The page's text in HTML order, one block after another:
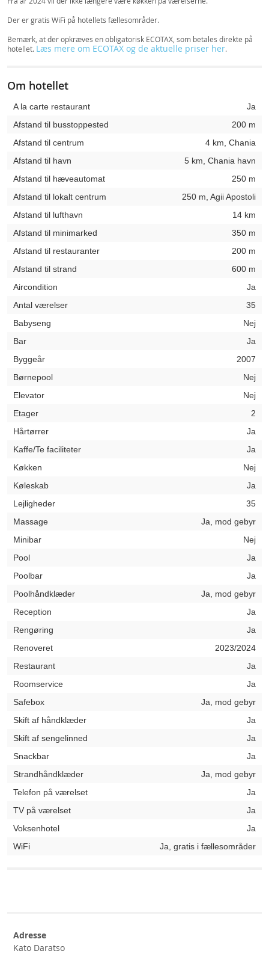
Der er gratis WiFi på hotellets fællesområder.
Bemærk, at der opkræves en obligatorisk ECOTAX, som betales direkte på
hotellet. Læs mere om ECOTAX og de aktuelle priser her.
Om hotellet
A la carte restaurant
Ja
Afstand til busstoppested
200 m
Afstand til centrum
4 km, Chania
Afstand til havn
5 km, Chania havn
Afstand til hæveautomat
250 m
Afstand til lokalt centrum
250 m, Agii Apostoli
Afstand til lufthavn
14 km
Afstand til minimarked
350 m
Afstand til restauranter
200 m
Afstand til strand
600 m
Aircondition
Ja
Antal værelser
35
Babyseng
Nej
Bar
Ja
Byggeår
2007
Børnepool
Nej
Elevator
Nej
Etager
2
Hårtørrer
Ja
Kaffe/Te faciliteter
Ja
Køkken
Nej
Køleskab
Ja
Lejligheder
35
Massage
Ja, mod gebyr
Minibar
Nej
Pool
Ja
Poolbar
Ja
Poolhåndklæder
Ja, mod gebyr
Reception
Ja
Rengøring
Ja
Renoveret
2023/2024
Restaurant
Ja
Roomservice
Ja
Safebox
Ja, mod gebyr
Skift af håndklæder
Ja
Skift af sengelinned
Ja
Snackbar
Ja
Strandhåndklæder
Ja, mod gebyr
Telefon på værelset
Ja
TV på værelset
Ja
Voksenhotel
Ja
WiFi
Ja, gratis i fællesområder
Adresse
Kato Daratso